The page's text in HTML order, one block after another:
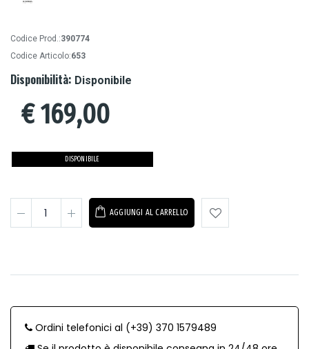
Codice Prod.:390774
Codice Articolo:653
Disponibilità: Disponibile
€169,00
DISPONIBILE
AGGIUNGI AL CARRELLO
Ordini telefonici al (+39) 370 1579489